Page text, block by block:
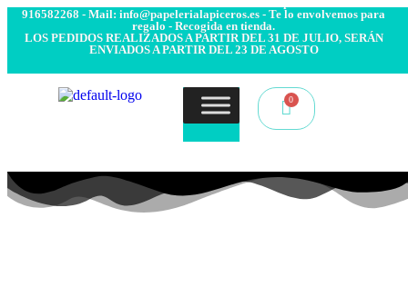
916582268 - Mail: info@papelerialapiceros.es - Te lo envolvemos para
regalo - Recogida en tienda.
LOS PEDIDOS REALIZADOS A PARTIR DEL 31 DE JULIO, SERÁN
ENVIADOS A PARTIR DEL 23 DE AGOSTO